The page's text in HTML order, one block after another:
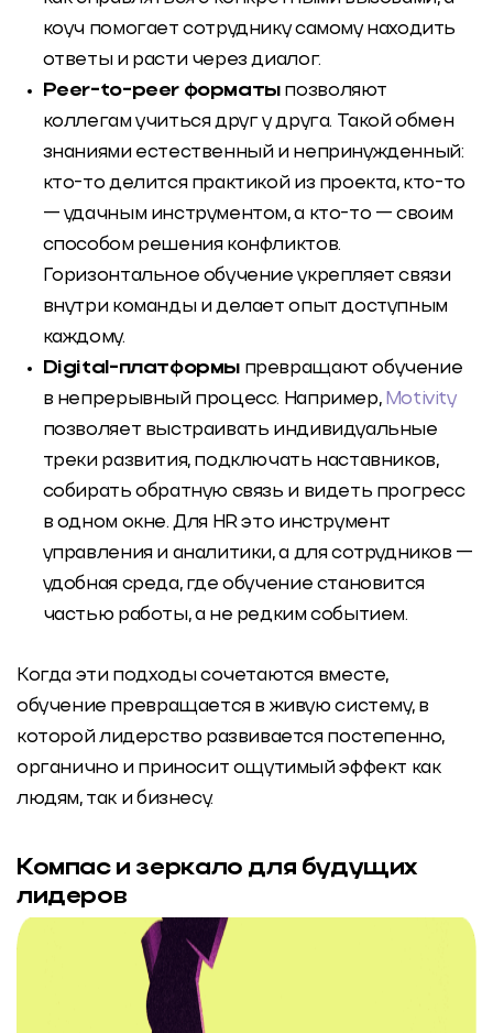
коуч помогает сотруднику самому находить
ответы и расти через диалог.
Peer-to-peer форматыпозволяют
коллегам учиться друг у друга. Такой обмен
знаниями естественный и непринужденный:
кто-то делится практикой из проекта, кто-то
— удачным инструментом, а кто-то — своим
способом решения конфликтов.
Горизонтальное обучение укрепляет связи
внутри команды и делает опыт доступным
каждому.
Digital-платформы превращают обучение
в непрерывный процесс. Например, Motivity
позволяет выстраивать индивидуальные
треки развития, подключать наставников,
собирать обратную связь и видеть прогресс
в одном окне. Для HR это инструмент
управления и аналитики, а для сотрудников —
удобная среда, где обучение становится
частью работы, а не редким событием.
Когда эти подходы сочетаются вместе,
обучение превращается в живую систему, в
которой лидерство развивается постепенно,
органично и приносит ощутимый эффект как
людям, так и бизнесу.
Компас и зеркало для будущих
лидеров